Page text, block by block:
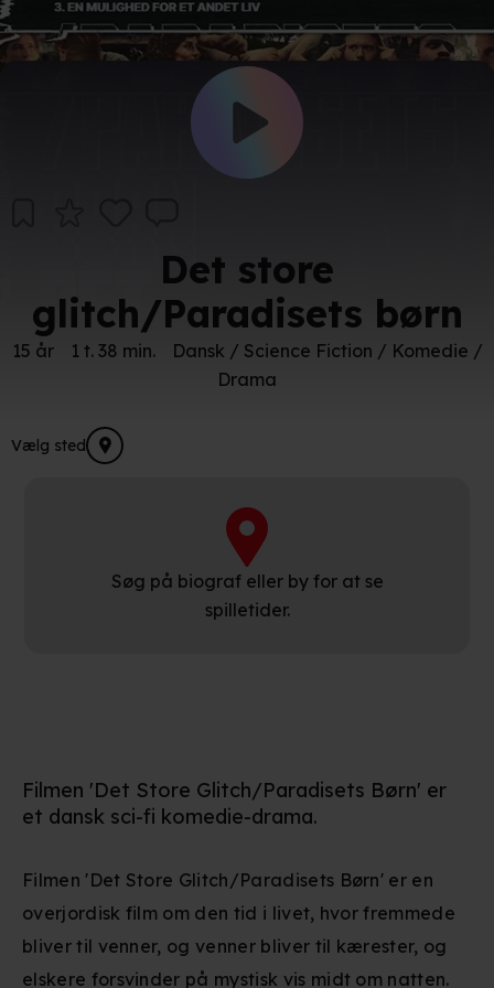
Det store
glitch/Paradisets børn
15 år 1 t. 38 min.
Dansk / Science Fiction / Komedie /
Drama
Vælg sted
Søg på biograf eller by for at se
spilletider.
Filmen 'Det Store Glitch/Paradisets Børn' er
et dansk sci-fi komedie-drama.
Filmen 'Det Store Glitch/Paradisets Børn' er en
overjordisk film om den tid i livet, hvor fremmede
bliver til venner, og venner bliver til kærester, og
elskere forsvinder på mystisk vis midt om natten.